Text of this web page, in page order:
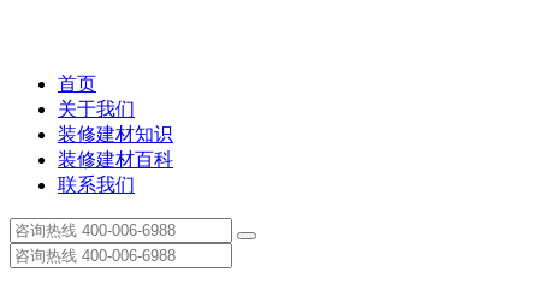
首页
关于我们
装修建材知识
装修建材百科
联系我们